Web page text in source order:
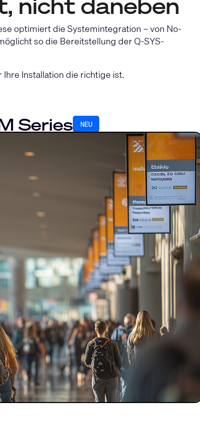
nicht daneben
optimiert die Systemintegration – von No-
so die Bereitstellung der Q-SYS-
Installation die richtige ist.
Series NEU